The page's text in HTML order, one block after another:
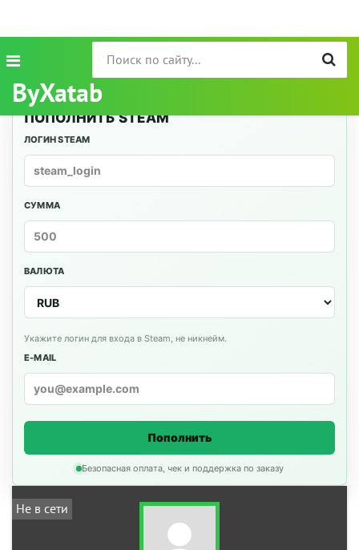
ByXatab
ПОПОЛНИТЬ STEAM
ЛОГИН STEAM
СУММА
ВАЛЮТА
Укажите логин для входа в Steam, не никнейм.
E-MAIL
Пополнить
Безопасная оплата, чек и поддержка по заказу
Не в сети